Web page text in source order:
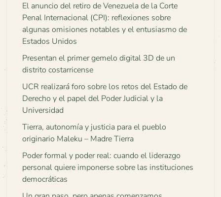
El anuncio del retiro de Venezuela de la Corte
Penal Internacional (CPI): reflexiones sobre
algunas omisiones notables y el entusiasmo de
Estados Unidos
Presentan el primer gemelo digital 3D de un
distrito costarricense
UCR realizará foro sobre los retos del Estado de
Derecho y el papel del Poder Judicial y la
Universidad
Tierra, autonomía y justicia para el pueblo
originario Maleku – Madre Tierra
Poder formal y poder real: cuando el liderazgo
personal quiere imponerse sobre las instituciones
democráticas